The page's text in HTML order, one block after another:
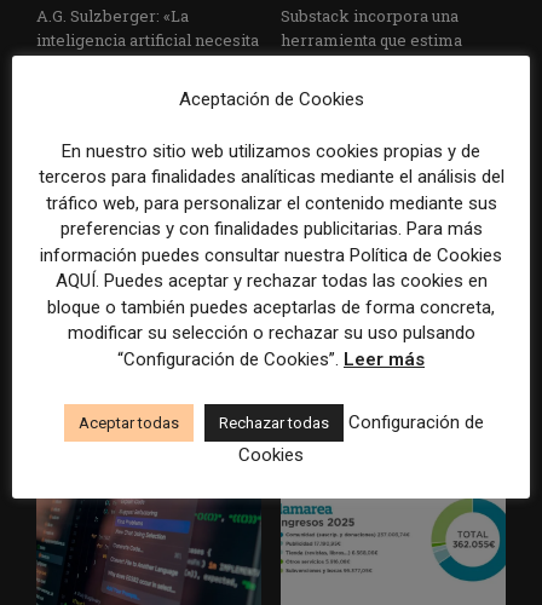
A.G. Sulzberger: «La
inteligencia artificial necesita
Substack incorpora una
herramienta que estima
escrito con inteligencia
artificial
La Universidad CEU
Cardenal Herrera presenta
informar sobre el suicidio
Paul Krugman alerta del
avance de los
medios y las plataformas
Aceptación de Cookies
En nuestro sitio web utilizamos cookies propias y de
terceros para finalidades analíticas mediante el análisis del
tráfico web, para personalizar el contenido mediante sus
preferencias y con finalidades publicitarias. Para más
información puedes consultar nuestra Política de Cookies
AQUÍ. Puedes aceptar y rechazar todas las cookies en
bloque o también puedes aceptarlas de forma concreta,
modificar su selección o rechazar su uso pulsando
“Configuración de Cookies”. Leer más
Aceptar todas Rechazar todas
Configuración de
Cookies